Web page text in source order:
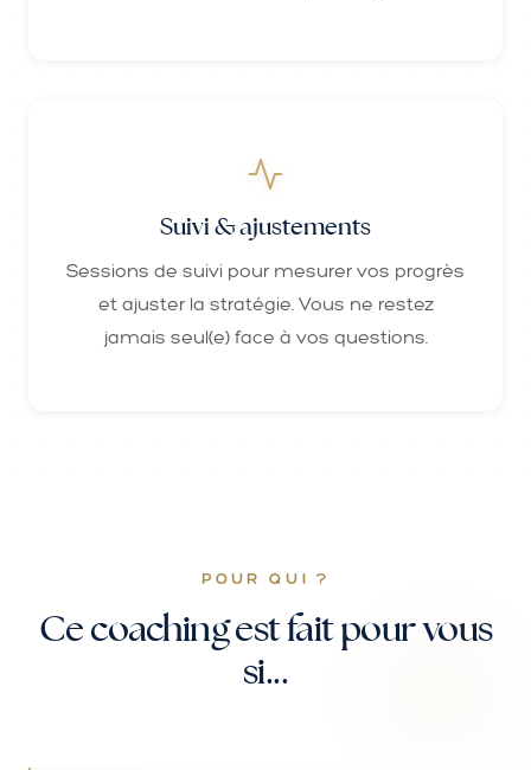
Suivi & ajustements
Sessions de suivi pour mesurer vos progrès
et ajuster la stratégie. Vous ne restez
jamais seul(e) face à vos questions.
POUR QUI ?
Ce coaching est fait pour vous
si...